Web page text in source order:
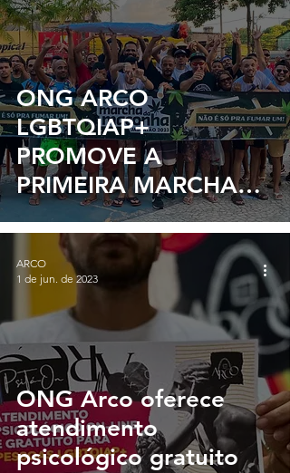
ONG ARCO
LGBTQIAP+
PROMOVE A
PRIMEIRA MARCHA
DA MACONHA DE
JABOATÃO EM 2023
ONG Arco oferece
atendimento
psicológico gratuito
ARCO
1 de jun. de 2023